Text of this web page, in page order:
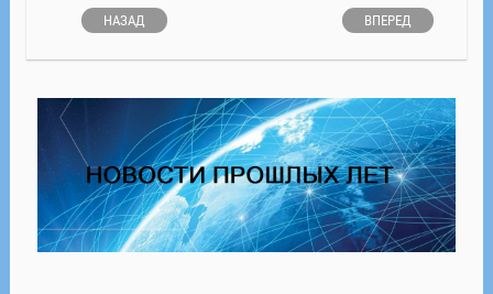
НАЗАД ВПЕРЕД